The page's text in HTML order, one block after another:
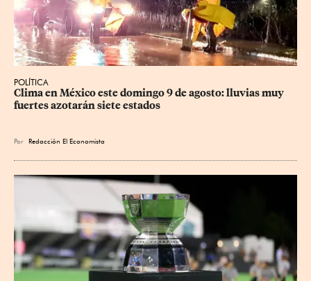
POLÍTICA
Clima en México este domingo 9 de agosto: lluvias muy
fuertes azotarán siete estados
Por Redacción El Economista